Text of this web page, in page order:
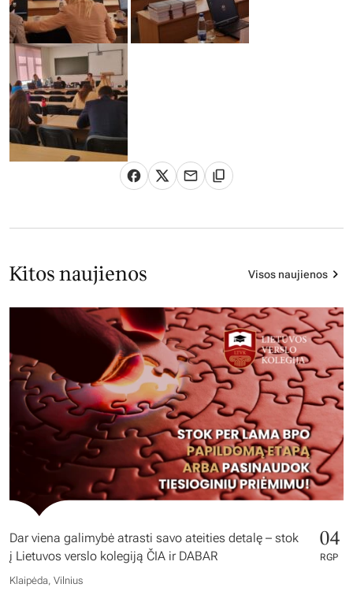
Kitos naujienos Visos naujienos
Dar viena galimybė atrasti savo ateities detalę – stok
į Lietuvos verslo kolegiją ČIA ir DABAR
04
RGP
Klaipėda, Vilnius